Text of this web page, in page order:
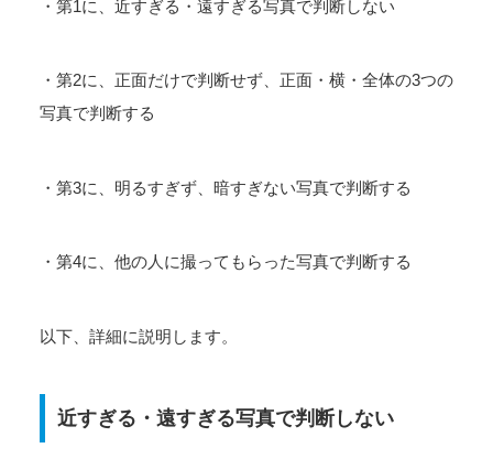
・第1に、近すぎる・遠すぎる写真で判断しない
・第2に、正面だけで判断せず、正面・横・全体の3つの
写真で判断する
・第3に、明るすぎず、暗すぎない写真で判断する
・第4に、他の人に撮ってもらった写真で判断する
以下、詳細に説明します。
近すぎる・遠すぎる写真で判断しない